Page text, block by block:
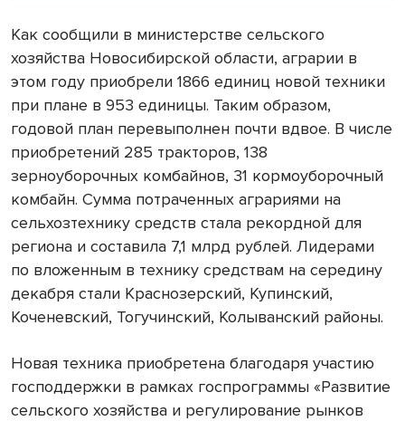
Как сообщили в министерстве сельского
хозяйства Новосибирской области, аграрии в
этом году приобрели 1866 единиц новой техники
при плане в 953 единицы. Таким образом,
годовой план перевыполнен почти вдвое. В числе
приобретений 285 тракторов, 138
зерноуборочных комбайнов, 31 кормоуборочный
комбайн. Сумма потраченных аграриями на
сельхозтехнику средств стала рекордной для
региона и составила 7,1 млрд рублей. Лидерами
по вложенным в технику средствам на середину
декабря стали Краснозерский, Купинский,
Коченевский, Тогучинский, Колыванский районы.
Новая техника приобретена благодаря участию
господдержки в рамках госпрограммы «Развитие
сельского хозяйства и регулирование рынков